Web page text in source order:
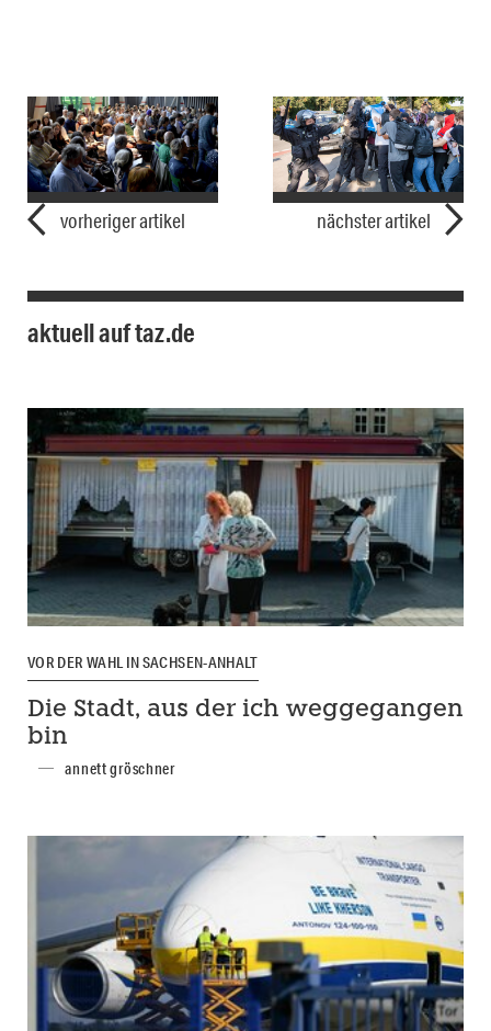
vorheriger artikel nächster artikel
aktuell auf taz.de
VOR DER WAHL IN SACHSEN-ANHALT
Die Stadt, aus der ich weggegangen
bin
annett gröschner